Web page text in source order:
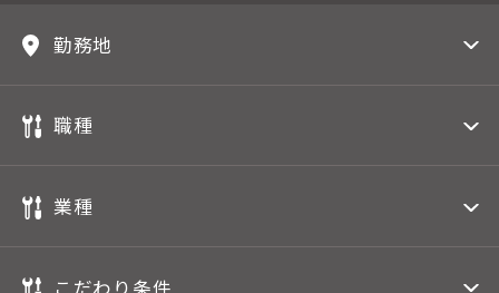
勤務地
職種
業種
こだわり条件